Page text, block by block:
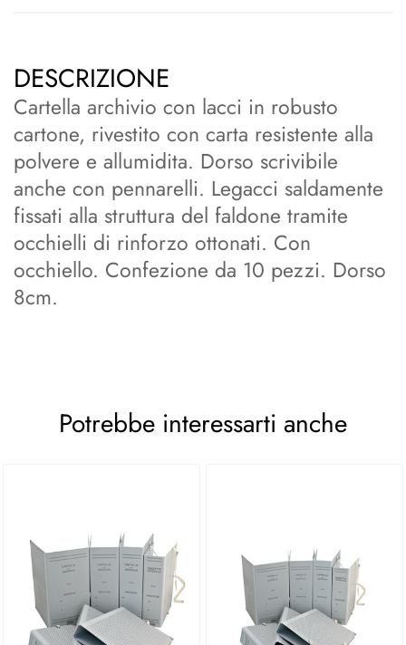
DESCRIZIONE
Cartella archivio con lacci in robusto
cartone, rivestito con carta resistente alla
polvere e allumidita. Dorso scrivibile
anche con pennarelli. Legacci saldamente
fissati alla struttura del faldone tramite
occhielli di rinforzo ottonati. Con
occhiello. Confezione da 10 pezzi. Dorso
8cm.
Potrebbe interessarti anche